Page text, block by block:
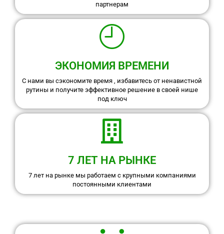
партнерам
ЭКОНОМИЯ ВРЕМЕНИ
С нами вы сэкономите время , избавитесь от ненавистной
рутины и получите эффективное решение в своей нише
под ключ
7 ЛЕТ НА РЫНКЕ
7 лет на рынке мы работаем с крупными компаниями
постоянными клиентами